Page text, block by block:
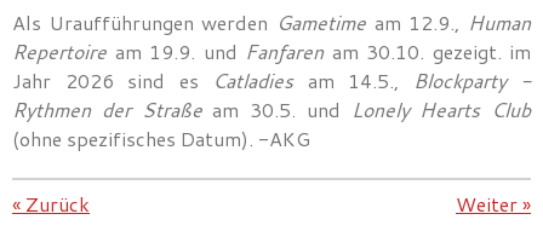
Als Uraufführungen werden Gametime am 12.9., Human
Repertoire am 19.9. und Fanfarenam 30.10. gezeigt. im
Jahr 2026 sind es
Catladiesam 14.5.,
Blockparty -
Rythmen der Straßeam 30.5. und Lonely Hearts Club
(ohne spezifisches Datum). -AKG
« Zurück Weiter»